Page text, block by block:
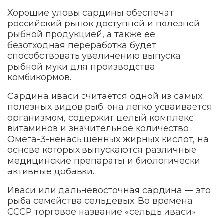
Хорошие уловы сардины обеспечат
российский рынок доступной и полезной
рыбной продукцией, а также ее
безотходная переработка будет
способствовать увеличению выпуска
рыбной муки для производства
комбикормов.
Сардина иваси считается одной из самых
полезных видов рыб: она легко усваивается
организмом, содержит целый комплекс
витаминов и значительное количество
Омега-3-ненасыщенных жирных кислот, на
основе которых выпускаются различные
медицинские препараты и биологически
активные добавки.
Иваси или дальневосточная сардина — это
рыба семейства сельдевых. Во времена
СССР торговое название «сельдь иваси»